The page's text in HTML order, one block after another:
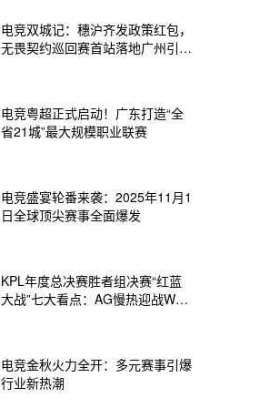
电竞双城记：穗沪齐发政策红包，
无畏契约巡回赛首站落地广州引爆
电竞粤超正式启动！广东打造“全
省21城”最大规模职业联赛
电竞盛宴轮番来袭：2025年11月1
日全球顶尖赛事全面爆发
KPL年度总决赛胜者组决赛“红蓝
大战”七大看点：AG慢热迎战WB
电竞金秋火力全开：多元赛事引爆
行业新热潮